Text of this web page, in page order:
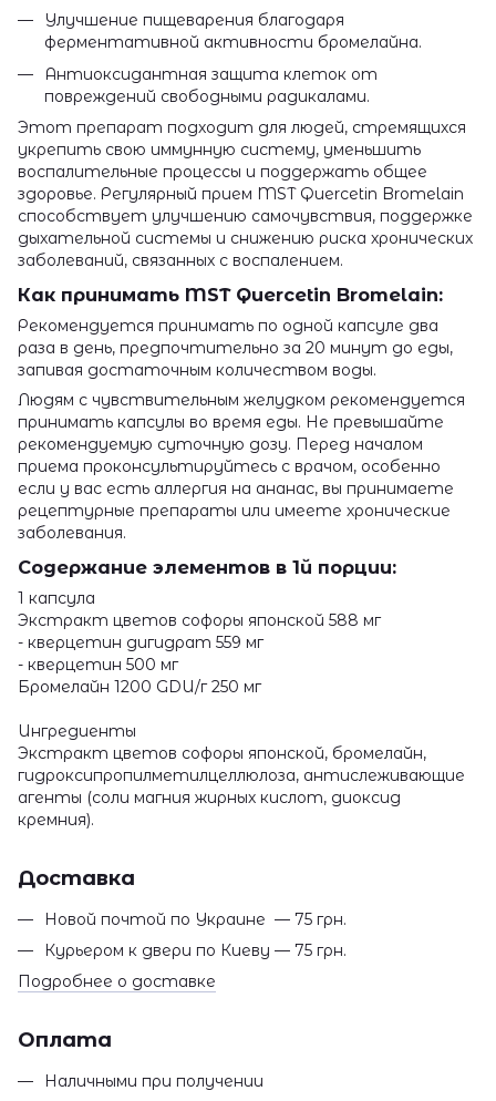
Улучшение пищеварения благодаря
ферментативной активности бромелайна.
Антиоксидантная защита клеток от
повреждений свободными радикалами.
Этот препарат подходит для людей, стремящихся
укрепить свою иммунную систему, уменьшить
воспалительные процессы и поддержать общее
здоровье. Регулярный прием MST Quercetin Bromelain
способствует улучшению самочувствия, поддержке
дыхательной системы и снижению риска хронических
заболеваний, связанных с воспалением.
Как принимать MST Quercetin Bromelain:
Рекомендуется принимать по одной капсуле два
раза в день, предпочтительно за 20 минут до еды,
запивая достаточным количеством воды.
Людям с чувствительным желудком рекомендуется
принимать капсулы во время еды. Не превышайте
рекомендуемую суточную дозу. Перед началом
приема проконсультируйтесь с врачом, особенно
если у вас есть аллергия на ананас, вы принимаете
рецептурные препараты или имеете хронические
заболевания.
Содержание элементов в 1й порции:
1 капсула
Экстракт цветов софоры японской 588 мг
- кверцетин дигидрат 559 мг
- кверцетин 500 мг
Бромелайн 1200 GDU/г 250 мг
Ингредиенты
Экстракт цветов софоры японской, бромелайн,
гидроксипропилметилцеллюлоза, антислеживающие
агенты (соли магния жирных кислот, диоксид
кремния).
Доставка
Новой почтой по Украине — 75 грн.
Курьером к двери по Киеву — 75 грн.
Подробнее о доставке
Оплата
Наличными при получении